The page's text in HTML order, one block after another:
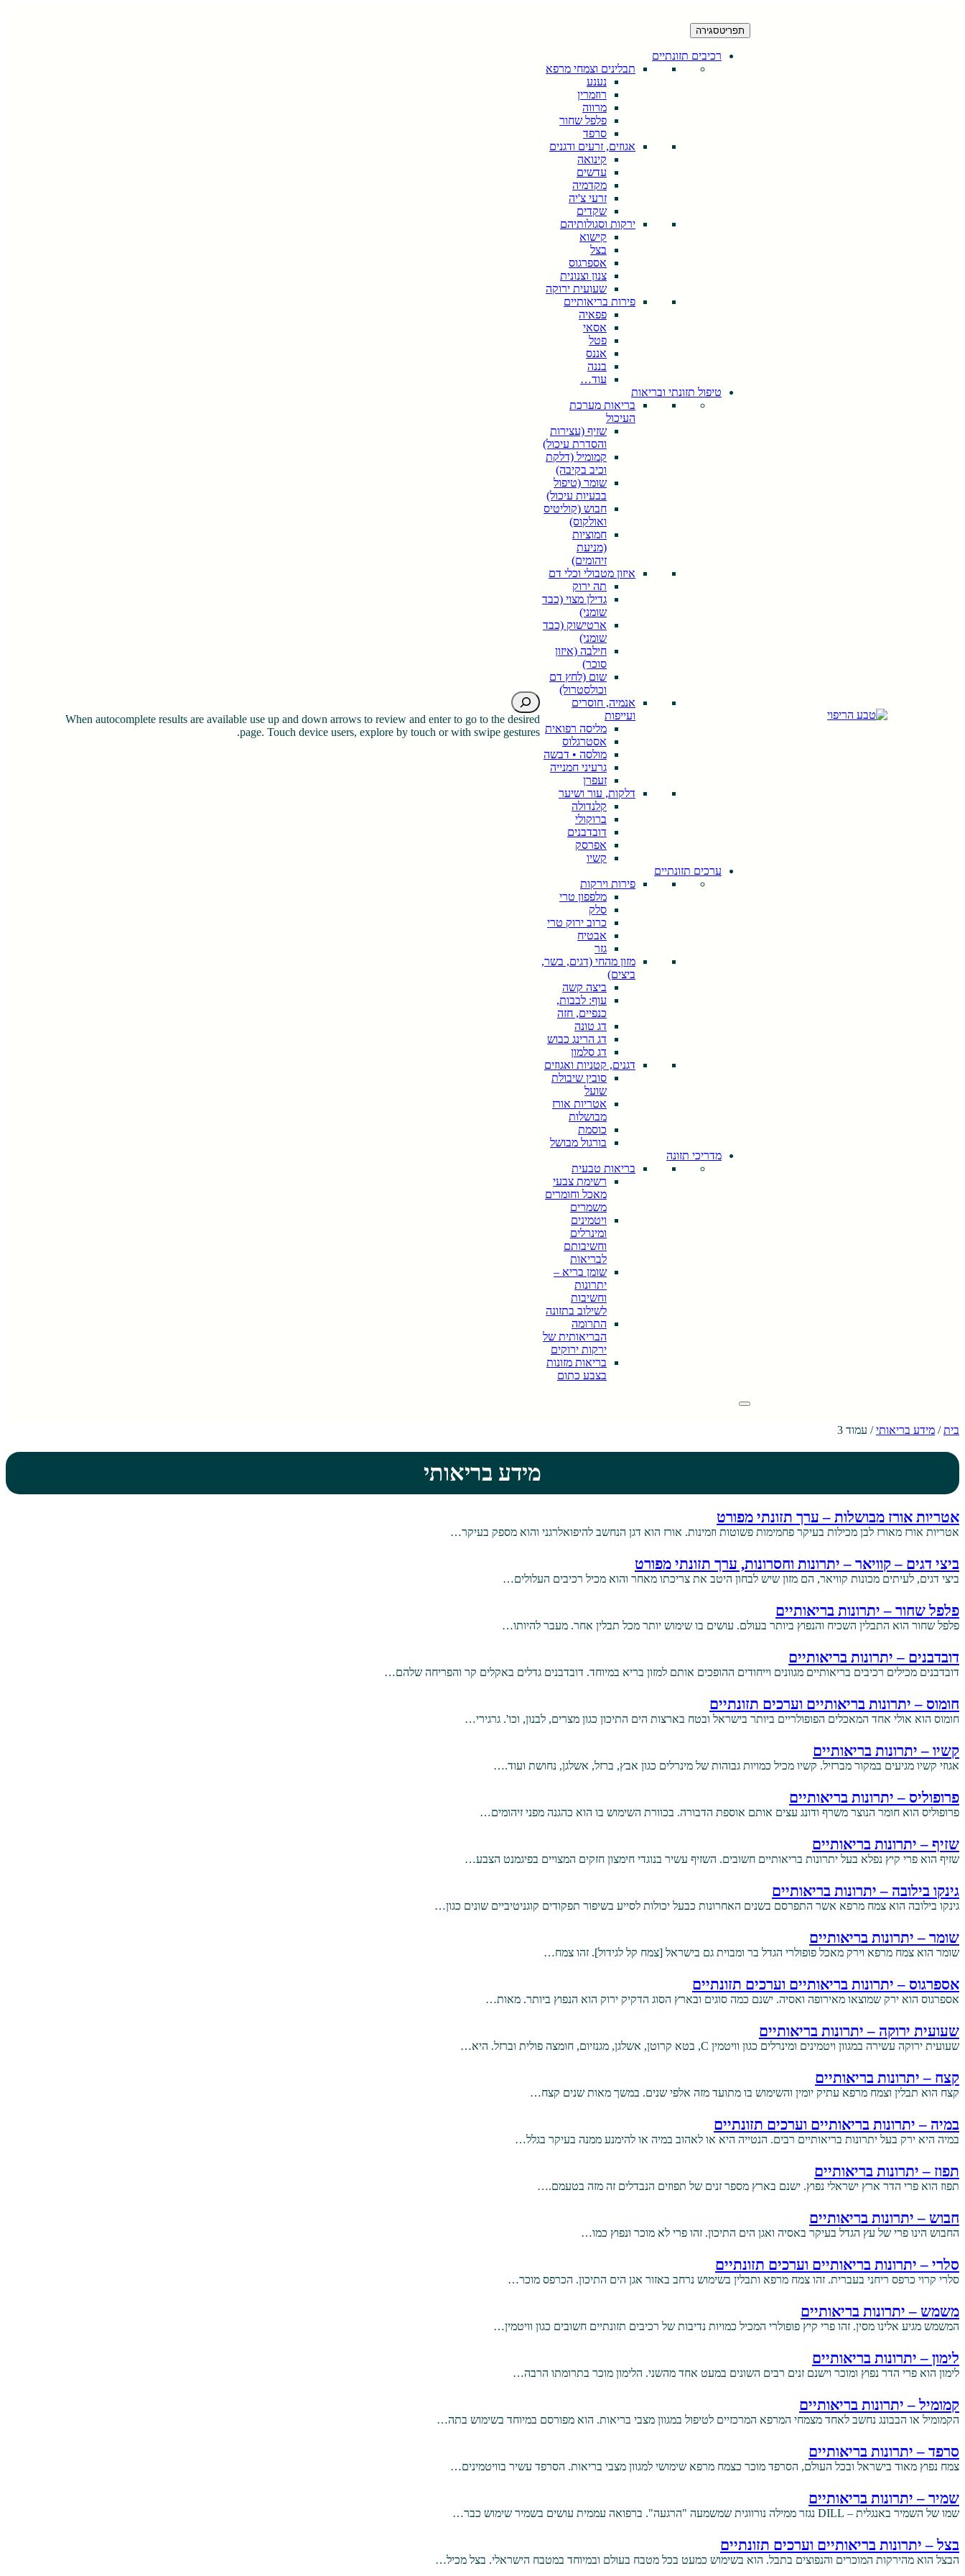
תפריטסגירה
רכיבים תזונתיים
תבלינים וצמחי מרפא
נענע
רוזמרין
מרווה
פלפל שחור
סרפד
אגוזים, זרעים ודגנים
קינואה
עדשים
מקדמיה
זרעי צ'יה
שקדים
ירקות וסגולותיהם
קישוא
בצל
אספרגוס
צנון וצנונית
שעועית ירוקה
פירות בריאותיים
פפאיה
אסאי
פטל
אננס
בננה
עוד…
טיפול תזונתי ובריאות
בריאות מערכת
העיכול
שזיף (עצירות
והסדרת עיכול)
קמומיל (דלקת
וכיב בקיבה)
שומר (טיפול
בבעיות עיכול)
חבוש (קוליטיס
ואולקוס)
חמוציות
(מניעת
זיהומים)
איזון מטבולי וכלי דם
תה ירוק
גדילן מצוי (כבד
שומני)
ארטישוק (כבד
שומני)
חילבה (איזון
סוכר)
שום (לחץ דם
וכולסטרול)
אנמיה, חוסרים
ועייפות
מליסה רפואית
אסטרגלוס
מולסה • דבשה
גרעיני חמנייה
זעפרן
דלקות, עור ושיער
קלנדולה
ברוקולי
דובדבנים
אפרסק
קשיו
ערכים תזונתיים
פירות וירקות
מלפפון טרי
סלק
כרוב ירוק טרי
אבטיח
גזר
מזון מהחי (דגים, בשר,
ביצים)
ביצה קשה
עוף: לבבות,
כנפיים, חזה
דג טונה
דג הרינג כבוש
דג סלמון
דגנים, קטניות ואגוזים
סובין שיבולת
שועל
אטריות אורז
מבושלות
כוסמת
בורגול מבושל
מדריכי תזונה
בריאות טבעית
רשימת צבעי
מאכל וחומרים
משמרים
ויטמינים
ומינרלים
וחשיבותם
לבריאות
שומן בריא –
יתרונות
וחשיבות
לשילוב בתזונה
התרומה
הבריאותית של
ירקות ירוקים
בריאות מזונות
בצבע כתום
חיפוש
When autocomplete results are available use up and down arrows to review and enter to go to the desired
page. Touch device users, explore by touch or with swipe gestures.
בית/ מידע בריאותי/ עמוד 3
מידע בריאותי
אטריות אורז מבושלות – ערך תזונתי מפורט
אטריות אורז מאורז לבן מכילות בעיקר פחמימות פשוטות וזמינות. אורז הוא דגן הנחשב להיפואלרגני והוא מספק בעיקר…
ביצי דגים – קוויאר – יתרונות וחסרונות, ערך תזונתי מפורט
ביצי דגים, לעיתים מכונות קוויאר, הם מזון שיש לבחון היטב את צריכתו מאחר והוא מכיל רכיבים העלולים…
פלפל שחור – יתרונות בריאותיים
פלפל שחור הוא התבלין השכיח והנפוץ ביותר בעולם. עושים בו שימוש יותר מכל תבלין אחר. מעבר להיותו…
דובדבנים – יתרונות בריאותיים
דובדבנים מכילים רכיבים בריאותיים מגוונים וייחודים ההופכים אותם למזון בריא במיוחד. דובדבנים גדלים באקלים קר והפריחה שלהם…
חומוס – יתרונות בריאותיים וערכים תזונתיים
חומוס הוא אולי אחד המאכלים הפופולריים ביותר בישראל ובטח בארצות הים התיכון כגון מצרים, לבנון, וכו'. גרגירי…
קשיו – יתרונות בריאותיים
אגוזי קשיו מגיעים במקור מברזיל. קשיו מכיל כמויות גבוהות של מינרלים כגון אבץ, ברזל, אשלגן, נחושת ועוד.…
פרופוליס – יתרונות בריאותיים
פרופוליס הוא חומר הנוצר משרף ודונג עצים אותם אוספת הדבורה. בכוורת השימוש בו הוא כהגנה מפני זיהומים…
שזיף – יתרונות בריאותיים
שזיף הוא פרי קיץ נפלא בעל יתרונות בריאותיים חשובים. השזיף עשיר בנוגדי חימצון חזקים המצויים בפיגמנט הצבע…
גינקו בילובה – יתרונות בריאותיים
גינקו בילובה הוא צמח מרפא אשר התפרסם בשנים האחרונות כבעל יכולות לסייע בשיפור תפקודים קוגניטיביים שונים כגון…
שומר – יתרונות בריאותיים
שומר הוא צמח מרפא וירק מאכל פופולרי הגדל בר ומבוית גם בישראל [צמח קל לגידול]. זהו צמח…
אספרגוס – יתרונות בריאותיים וערכים תזונתיים
אספרגוס הוא ירק שמוצאו מאירופה ואסיה. ישנם כמה סוגים ובארץ הסוג הדקיק ירוק הוא הנפוץ ביותר. מאות…
שעועית ירוקה – יתרונות בריאותיים
שעועית ירוקה עשירה במגוון ויטמינים ומינרלים כגון וויטמין C, בטא קרוטן, אשלגן, מגנזיום, חומצה פולית וברזל. היא…
קצח – יתרונות בריאותיים
קצח הוא תבלין וצמח מרפא עתיק יומין והשימוש בו מתועד מזה אלפי שנים. במשך מאות שנים קצח…
במיה – יתרונות בריאותיים וערכים תזונתיים
במיה היא ירק בעל יתרונות בריאותיים רבים. הנטייה היא או לאהוב במיה או להימנע ממנה בעיקר בגלל…
תפוז – יתרונות בריאותיים
תפוז הוא פרי הדר ארץ ישראלי נפוץ. ישנם בארץ מספר זנים של תפוזים הנבדלים זה מזה בטעמם.…
חבוש – יתרונות בריאותיים
החבוש הינו פרי של עץ הגדל בעיקר באסיה ואגן הים התיכון. זהו פרי לא מוכר ונפוץ כמו…
סלרי – יתרונות בריאותיים וערכים תזונתיים
סלרי קרוי כרפס ריחני בעברית. זהו צמח מרפא ותבלין בשימוש נרחב באזור אגן הים התיכון. הכרפס מוכר…
משמש – יתרונות בריאותיים
המשמש מגיע אלינו מסין. זהו פרי קיץ פופולרי המכיל כמויות נדיבות של רכיבים תזונתיים חשובים כגון וויטמין…
לימון – יתרונות בריאותיים
לימון הוא פרי הדר נפוץ ומוכר וישנם זנים רבים השונים במעט אחד מהשני. הלימון מוכר בתרומתו הרבה…
קמומיל – יתרונות בריאותיים
הקמומיל או הבבונג נחשב לאחד מצמחי המרפא המרכזיים לטיפול במגוון מצבי בריאות. הוא מפורסם במיוחד בשימוש בתה…
סרפד – יתרונות בריאותיים
צמח נפוץ מאוד בישראל ובכל העולם, הסרפד מוכר כצמח מרפא שימושי למגוון מצבי בריאות. הסרפד עשיר בוויטמינים…
שמיר – יתרונות בריאותיים
שמו של השמיר באנגלית – DILL נגזר ממילה נורווגית שמשמעה "הרגעה". ברפואה עממית עושים בשמיר שימוש כבר…
בצל – יתרונות בריאותיים וערכים תזונתיים
הבצל הוא מהירקות המוכרים והנפוצים בתבל. הוא בשימוש כמעט בכל מטבח בעולם ובמיוחד במטבח הישראלי. בצל מכיל…